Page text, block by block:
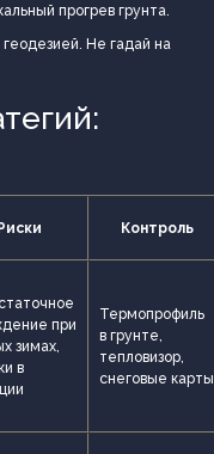
прогрев грунта.
Не гадай на
Контроль
при
зимах,
в
Термопрофиль
в грунте,
тепловизор,
снеговые карты